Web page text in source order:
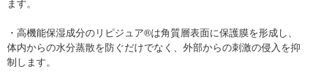
ます。
・高機能保湿成分のリピジュア®は角質層表面に保護膜を形成し、
体内からの水分蒸散を防ぐだけでなく、外部からの刺激の侵入を抑
制します。